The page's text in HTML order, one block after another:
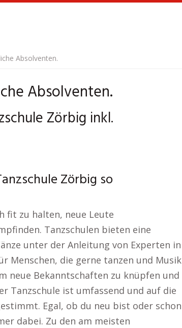
Absolventen.
Absolventen.
Zörbig inkl.
Zörbig so
fit zu halten, neue Leute
Tanzschulen bieten eine
unter der Anleitung von Experten in
Menschen, die gerne tanzen und Musik
neue Bekanntschaften zu knüpfen und
Tanzschule ist umfassend und auf die
Egal, ob du neu bist oder schon
dabei. Zu den am meisten